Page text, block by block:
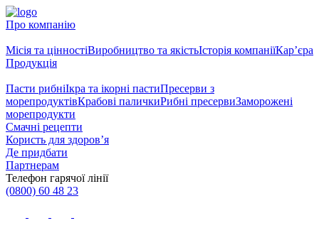
Про компанію
Місія та цінностіВиробництво та якістьІсторія компаніїКар’єра
Продукція
Пасти рибніІкра та ікорні пастиПресерви з
морепродуктівКрабові паличкиРибні пресервиЗаморожені
морепродукти
Смачні рецепти
Користь для здоров’я
Де придбати
Партнерам
Телефон гарячої лінії
(0800) 60 48 23